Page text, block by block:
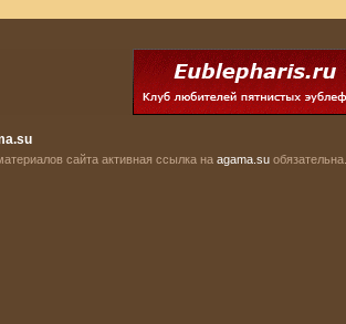
сайта активная ссылка на agama.su обязательна.